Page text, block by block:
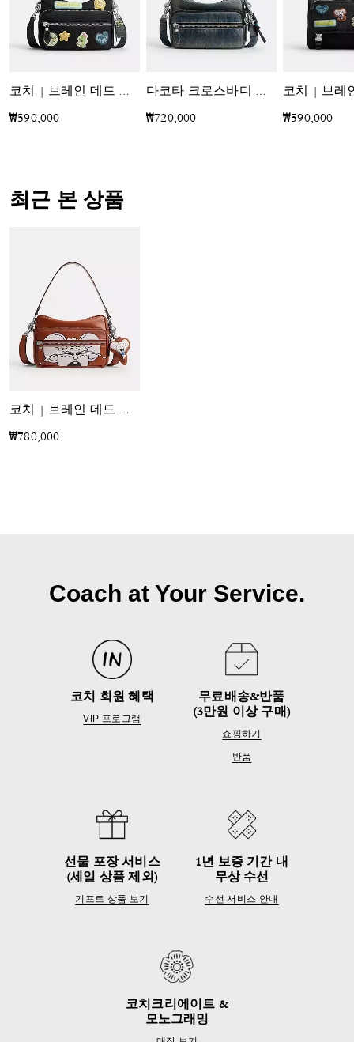
코치 | 브레인 데드 다코타 크로스바디 백 인 시그니처 나일론 위드 패치
₩590,000
다코타 크로스바디 백 인 리제너러티브 코튼 데님 위드 참
₩720,000 ₩590,000
최근 본 상품
코치 | 브레인 데드 다코타 크로스바디 백 위드 카치 마우스
₩780,000
Coach at Your Service.
코치 회원 혜택
VIP 프로그램
무료배송&반품
(3만원 이상 구매)
쇼핑하기
반품
선물 포장 서비스
(세일 상품 제외)
기프트 상품 보기
1년 보증 기간 내
무상 수선
수선 서비스 안내
코치크리에이트 &
모노그래밍